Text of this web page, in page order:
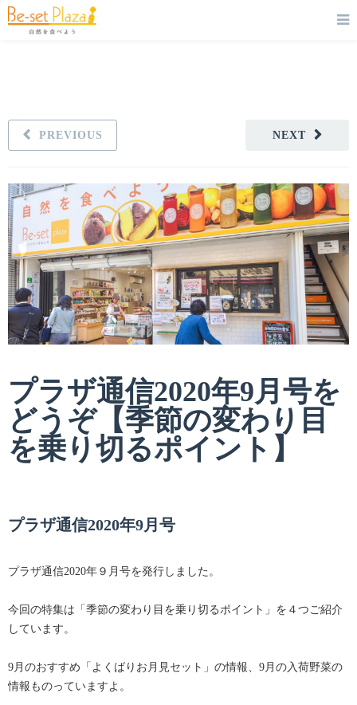
NEXT
PREVIOUS
プラザ通信2020年9月号を
どうぞ【季節の変わり目
を乗り切るポイント】
プラザ通信2020年9月号
プラザ通信2020年９月号を発行しました。
今回の特集は「季節の変わり目を乗り切るポイント」を４つご紹介
しています。
9月のおすすめ「よくばりお月見セット」の情報、9月の入荷野菜の
情報ものっていますよ。